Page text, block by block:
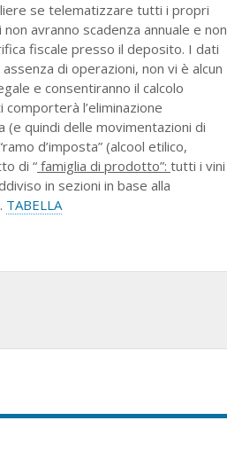
se telematizzare tutti i propri
avranno scadenza annuale e non
fiscale presso il deposito. I dati
di operazioni, non vi è alcun
e consentiranno il calcolo
l’eliminazione
quindi delle movimentazioni di
d’imposta” (alcool etilico,
di “ famiglia di prodotto”: tutti i vini
in sezioni in base alla
TABELLA